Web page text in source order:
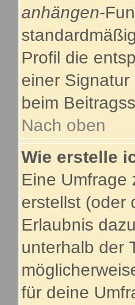
anhängen-
Profil die
einer
beim
Nach oben
Wie erstelle
Eine Umfrage
erstellst (oder
Erlaubnis
unterhalb der
für deine